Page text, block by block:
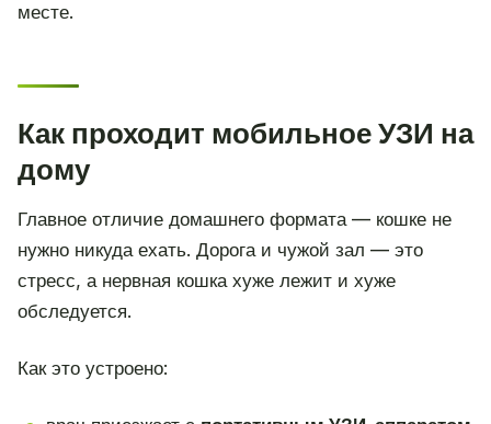
месте.
Как проходит мобильное УЗИ на
дому
Главное отличие домашнего формата — кошке не
нужно никуда ехать. Дорога и чужой зал — это
стресс, а нервная кошка хуже лежит и хуже
обследуется.
Как это устроено: